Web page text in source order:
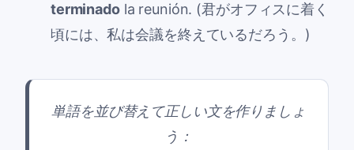
terminadola reunión. (君がオフィスに着く
頃には、私は会議を終えているだろう。)
単語を並び替えて正しい文を作りましょ
う：